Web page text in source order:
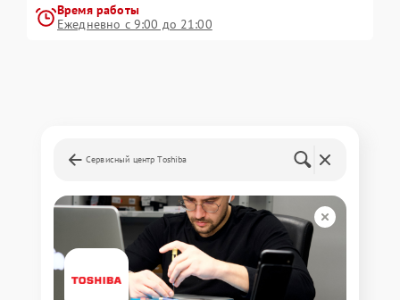
Время работы
Ежедневно с 9:00 до 21:00
Сервисный центр Toshiba